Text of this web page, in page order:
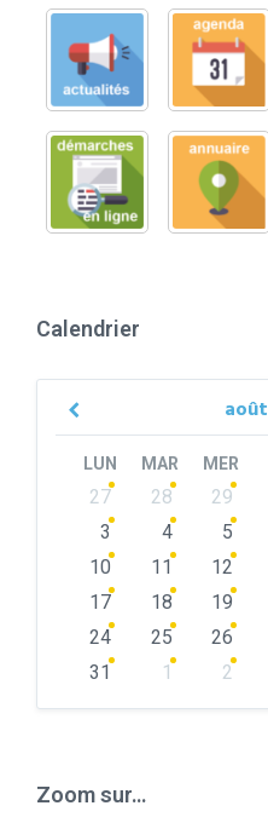
Calendrier
août
Previous
LUN MAR MER
Skip
calendar
27 28 29
3
4 5
10
11 12
17
18 19
24
25 26
31
1 2
Zoom sur…